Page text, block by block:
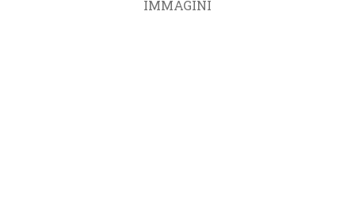
IMMAGINI